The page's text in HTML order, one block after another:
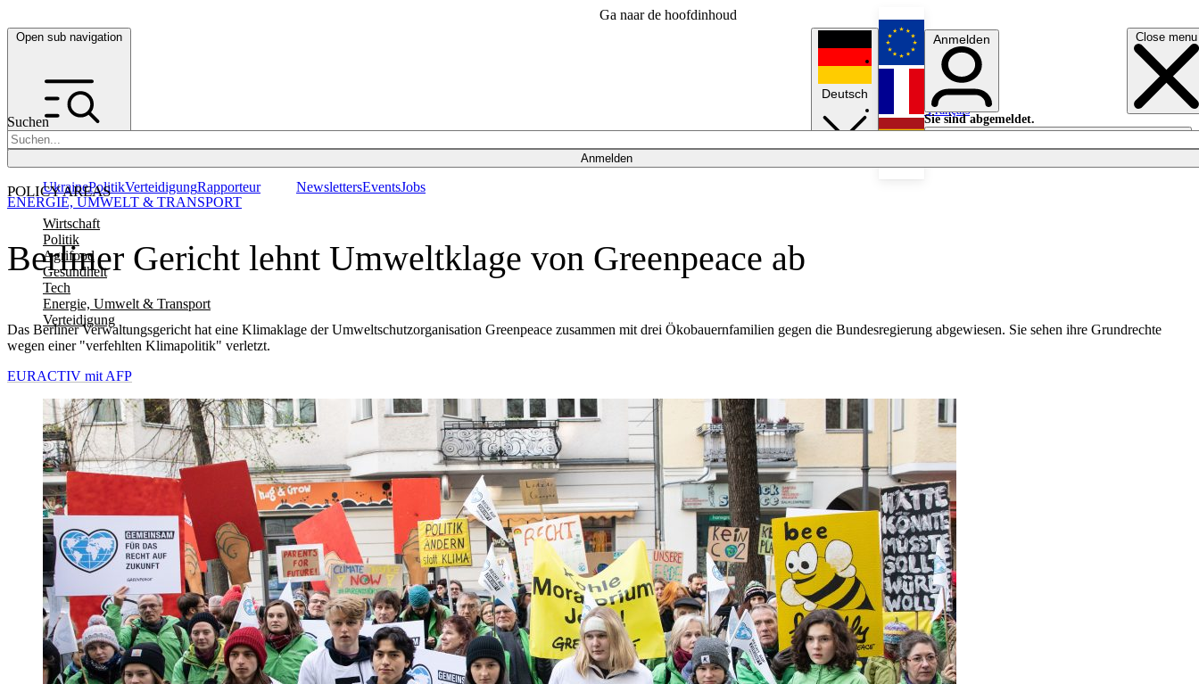
Ga naar de hoofdinhoud
Open sub navigation Close menu
Suchen
Anmelden
POLICY AREAS
Wirtschaft
Politik
Agrifood
Gesundheit
Tech
Energie, Umwelt & Transport
Verteidigung
UkrainePolitikVerteidigungRapporteur NewslettersEventsJobs
Deutsch
English
Français
Anmelden
Sie sind abgemeldet.
Anmelden
Licht aus
Berliner Gericht lehnt Umweltklage von Greenpeace ab
Das Berliner Verwaltungsgericht hat eine Klimaklage der Umweltschutzorganisation Greenpeace zusammen mit drei Ökobauernfamilien gegen die Bundesregierung abgewiesen. Sie sehen ihre Grundrechte
wegen einer "verfehlten Klimapolitik" verletzt.
ENERGIE, UMWELT & TRANSPORT
EURACTIV mit AFP